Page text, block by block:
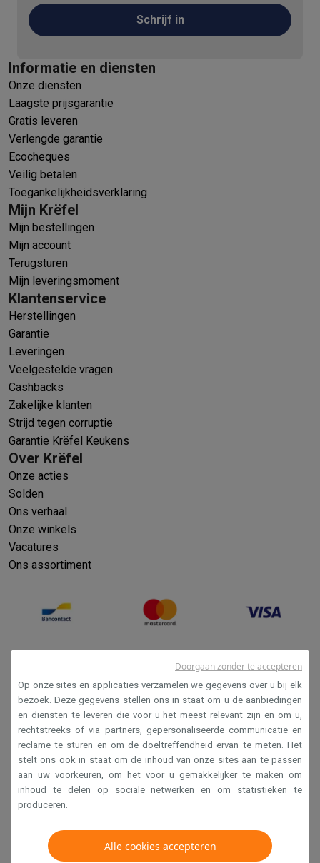
Schrijf in
Informatie en diensten
Onze diensten
Laagste prijsgarantie
Gratis leveren
Verlengde garantie
Ecocheques
Veilig betalen
Toegankelijkheidsverklaring
Mijn Krëfel
Mijn bestellingen
Mijn account
Terugsturen
Mijn leveringsmoment
Klantenservice
Herstellingen
Garantie
Leveringen
Veelgestelde vragen
Cashbacks
Zakelijke klanten
Strijd tegen corruptie
Garantie Krëfel Keukens
Over Krëfel
Onze acties
Solden
Ons verhaal
Onze winkels
Vacatures
Ons assortiment
Verkoopsvoorwaarden
Privacy
Disclaimer
Cookies
Krëfel NV - Steenstraat 44 - Industriezone 4 "T Sas",
1851 Humbeek, België
Op onze sites en applicaties verzamelen we gegevens over u bij elk
bezoek. Deze gegevens stellen ons in staat om u de aanbiedingen
en diensten te leveren die voor u het meest relevant zijn en om u,
rechtstreeks of via partners, gepersonaliseerde communicatie en
reclame te sturen en om de doeltreffendheid ervan te meten. Het
stelt ons ook in staat om de inhoud van onze sites aan te passen
aan uw voorkeuren, om het voor u gemakkelijker te maken om
inhoud te delen op sociale netwerken en om statistieken te
produceren.
Alle cookies accepteren
Doorgaan zonder te accepteren